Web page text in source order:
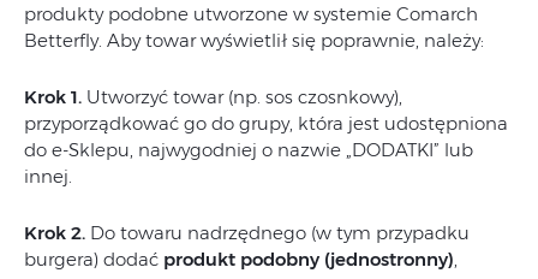
produkty podobne utworzone w systemie Comarch
Betterfly. Aby towar wyświetlił się poprawnie, należy:
Krok 1. Utworzyć towar (np. sos czosnkowy),
przyporządkować go do grupy, która jest udostępniona
do e-Sklepu, najwygodniej o nazwie „DODATKI” lub
innej.
Krok 2. Do towaru nadrzędnego (w tym przypadku
burgera) dodać produkt podobny (jednostronny)